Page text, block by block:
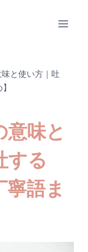
と使い方｜吐
意味と
する
寧語ま